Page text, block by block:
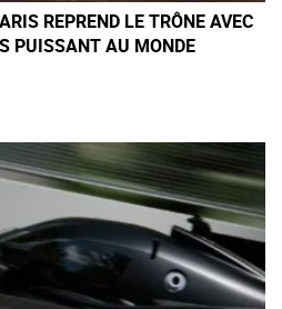
REPREND LE TRÔNE AVEC
PUISSANT AU MONDE